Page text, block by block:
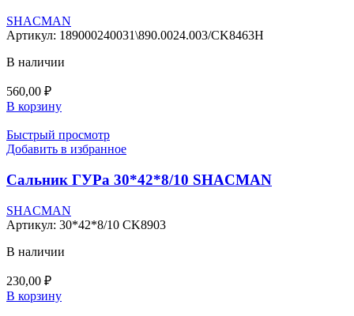
SHACMAN
Артикул: 189000240031\890.0024.003/CK8463H
В наличии
560,00 ₽
В корзину
Быстрый просмотр
Добавить в избранное
Сальник ГУРа 30*42*8/10 SHACMAN
SHACMAN
Артикул: 30*42*8/10 CK8903
В наличии
230,00 ₽
В корзину